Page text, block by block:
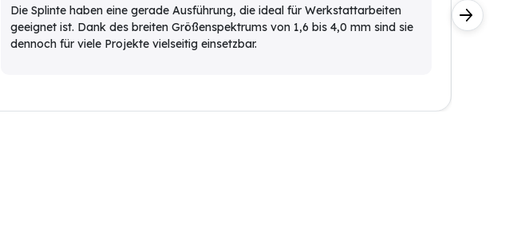
Die Splinte haben eine gerade Ausführung, die ideal für Werkstattarbeiten
geeignet ist. Dank des breiten Größenspektrums von 1,6 bis 4,0 mm sind sie
dennoch für viele Projekte vielseitig einsetzbar.
Die